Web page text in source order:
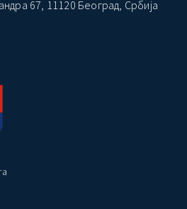
67, 11120 Београд, Србија